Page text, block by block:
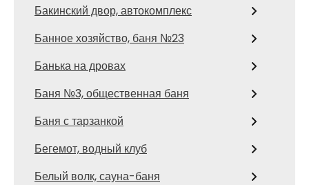
Бакинский двор, автокомплекс
Банное хозяйство, баня №23
Банька на дровах
Баня №3, общественная баня
Баня с тарзанкой
Бегемот, водный клуб
Белый волк, сауна-баня